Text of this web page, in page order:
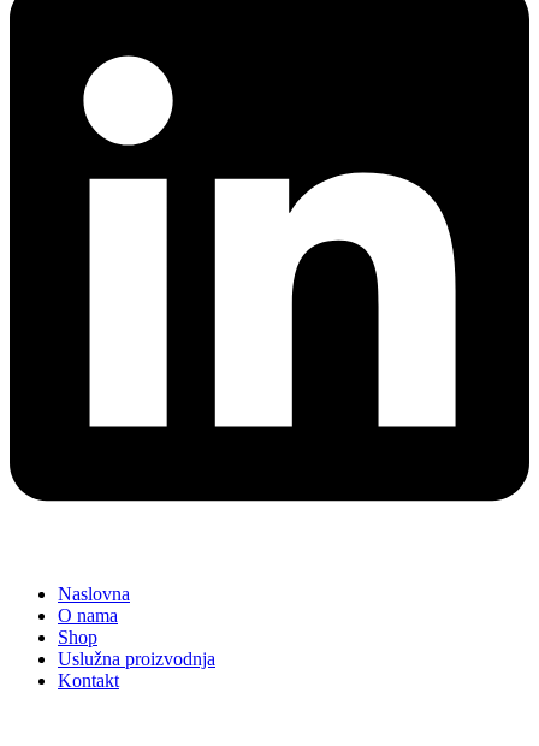
Naslovna
O nama
Shop
Uslužna proizvodnja
Kontakt